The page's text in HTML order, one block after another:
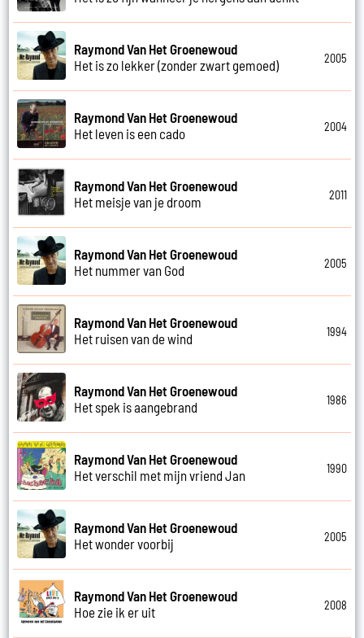
Raymond Van Het Groenewoud
Het is zo lekker (zonder zwart gemoed)
2005
Raymond Van Het Groenewoud
Het leven is een cado
2004
Raymond Van Het Groenewoud
Het meisje van je droom
2011
Raymond Van Het Groenewoud
Het nummer van God
2005
Raymond Van Het Groenewoud
Het ruisen van de wind
1994
Raymond Van Het Groenewoud
Het spek is aangebrand
1986
Raymond Van Het Groenewoud
Het verschil met mijn vriend Jan
1990
Raymond Van Het Groenewoud
Het wonder voorbij
2005
Raymond Van Het Groenewoud
Hoe zie ik er uit
2008